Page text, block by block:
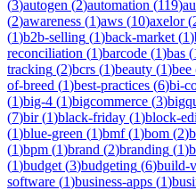
(3)autogen (2)automation (119)
(2)awareness (1)aws (10)axelor(
(1)b2b-selling (1)back-market (1)
reconciliation (1)barcode (1)bas (
tracking (2)bcrs (1)beauty (1)bee
of-breed (1)best-practices (6)bi-
(1)big-4 (1)bigcommerce (3)
(7)bir(1)black-friday (1)block-
(1)blue-green (1)bmf(1)bom (2)
(1)bpm (1)brand (2)branding (1)
(1)budget (3)budgeting (6)build-
software (1)business-apps (1)